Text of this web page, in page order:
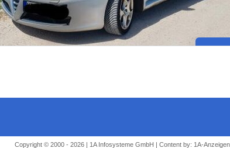
Copyright © 2000 - 2026 | 1A Infosysteme GmbH | Content by: 1A-